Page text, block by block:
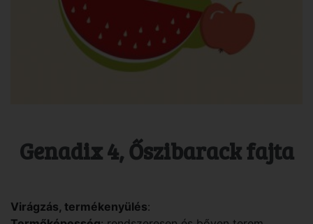
Genadix 4, Őszibarack fajta
Virágzás, termékenyülés: